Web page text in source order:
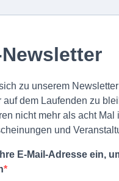
zu unserem
auf dem Laufenden zu
nicht mehr als acht Mal
und
E-Mail-Adresse ein,